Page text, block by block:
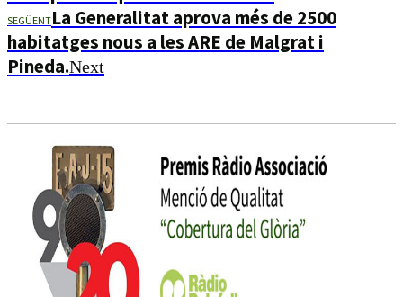
SEGÜENTLa Generalitat aprova més de 2500
habitatges nous a les ARE de Malgrat i
Pineda.Next